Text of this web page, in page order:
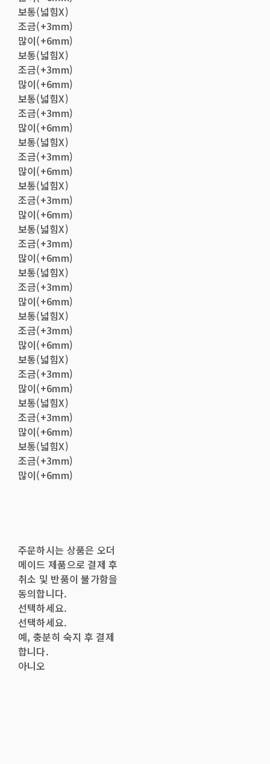
보통(넓힘X)
조금(+3mm)
많이(+6mm)
보통(넓힘X)
조금(+3mm)
많이(+6mm)
보통(넓힘X)
조금(+3mm)
많이(+6mm)
보통(넓힘X)
조금(+3mm)
많이(+6mm)
보통(넓힘X)
조금(+3mm)
많이(+6mm)
보통(넓힘X)
조금(+3mm)
많이(+6mm)
보통(넓힘X)
조금(+3mm)
많이(+6mm)
보통(넓힘X)
조금(+3mm)
많이(+6mm)
보통(넓힘X)
조금(+3mm)
많이(+6mm)
보통(넓힘X)
조금(+3mm)
많이(+6mm)
보통(넓힘X)
조금(+3mm)
많이(+6mm)
주문하시는 상품은 오더
메이드 제품으로 결제 후
취소 및 반품이 불가함을
동의합니다.
선택하세요.
선택하세요.
예, 충분히 숙지 후 결제
합니다.
아니오